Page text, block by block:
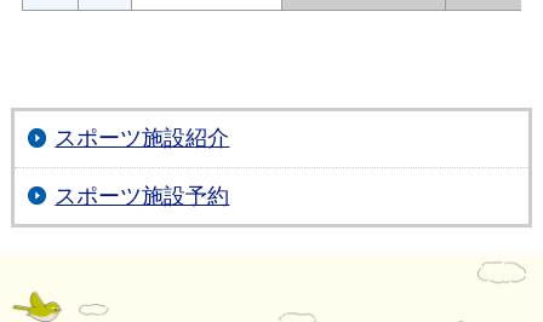
スポーツ施設紹介
スポーツ施設予約